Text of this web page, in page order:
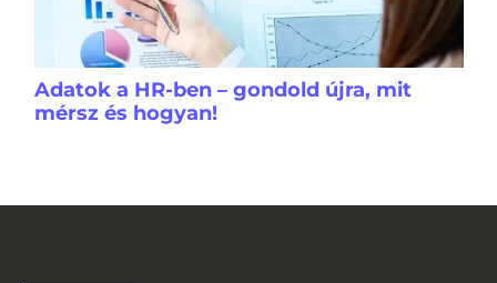
Adatok a HR-ben – gondold újra, mit
mérsz és hogyan!